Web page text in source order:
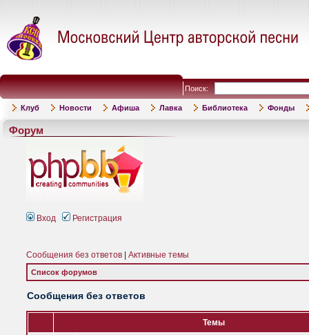
Поиск:
Клуб Новости Афиша Лавка Библиотека Фонды
Форум
Вход Регистрация
Сообщения без ответов Активные темы
Список форумов
Сообщения без ответов
Темы